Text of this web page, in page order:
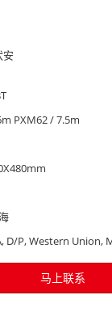
安
PXM62 / 7.5m
D/P, Western Union,
马上联系